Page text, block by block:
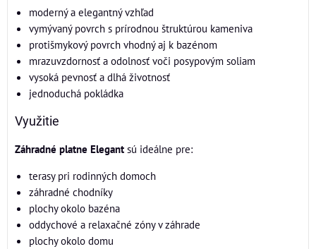
moderný a elegantný vzhľad
vymývaný povrch s prírodnou štruktúrou kameniva
protišmykový povrch vhodný aj k bazénom
mrazuvzdornosť a odolnosť voči posypovým soliam
vysoká pevnosť a dlhá životnosť
jednoduchá pokládka
Využitie
Záhradné platne Elegant sú ideálne pre:
terasy pri rodinných domoch
záhradné chodníky
plochy okolo bazéna
oddychové a relaxačné zóny v záhrade
plochy okolo domu